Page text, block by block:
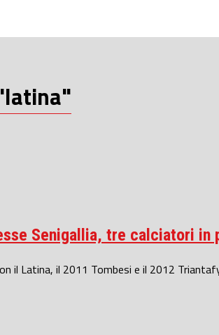
Senigallia, tre calciatori
il Latina, il 2011 Tombesi e il 2012